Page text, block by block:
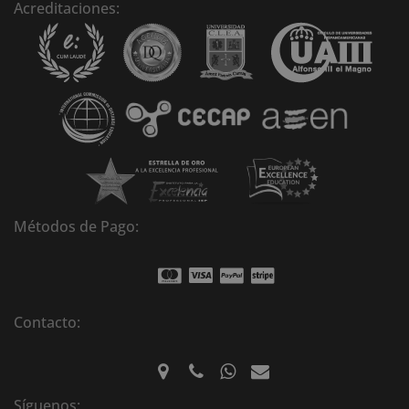
Acreditaciones:
Métodos de Pago:
Contacto: